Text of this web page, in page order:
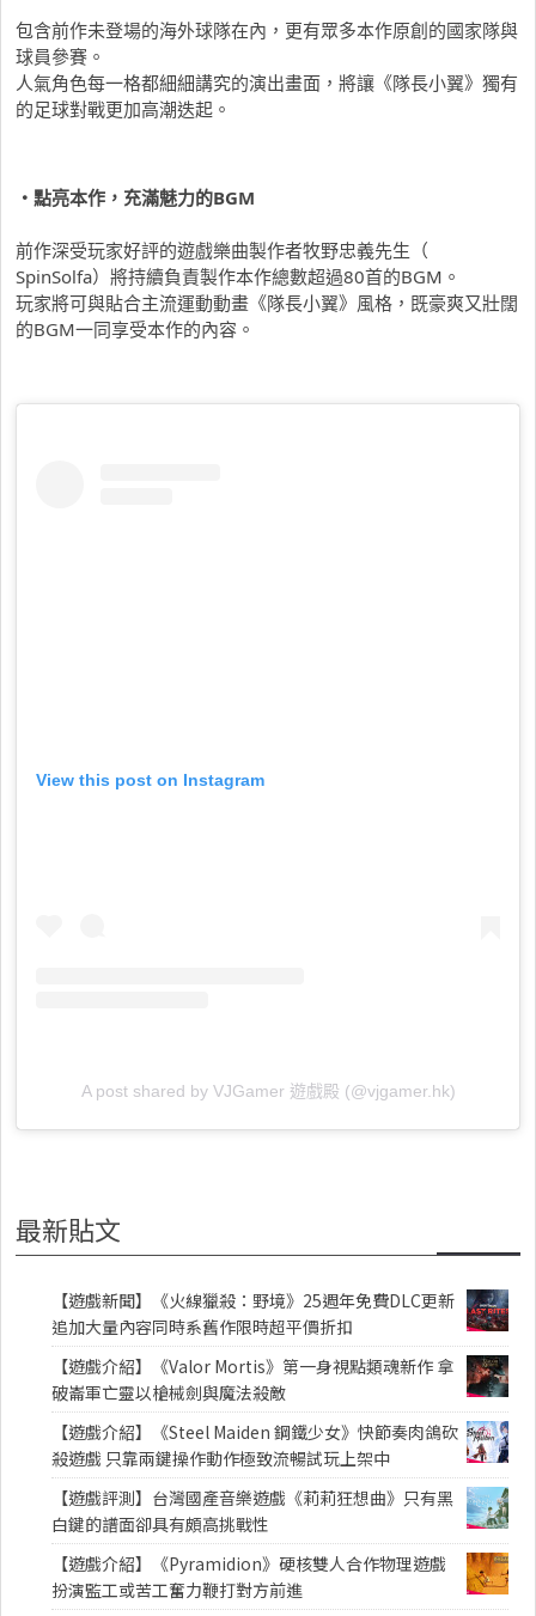
包含前作未登場的海外球隊在內， 更有眾多本作原創的國家隊與
球員參賽。
人氣角色每一格都細細講究的演出畫面，將讓《隊長小翼》 獨有
的足球對戰更加高潮迭起。
・點亮本作，充滿魅力的BGM
前作深受玩家好評的遊戲樂曲製作者牧野忠義先生（
SpinSolfa） 將持續負責製作本作總數超過80首的BGM。
玩家將可與貼合主流運動動畫《隊長小翼》風格， 既豪爽又壯闊
的BGM一同享受本作的內容。
View this post on Instagram
A post shared by VJGamer 遊戲殿 (@vjgamer.hk)
最新貼文
【遊戲新聞】《火線獵殺：野境》25週年免費DLC更新
追加大量內容同時系舊作限時超平價折扣
【遊戲介紹】《Valor Mortis》第一身視點類魂新作 拿
破崙軍亡靈以槍械劍與魔法殺敵
【遊戲介紹】《Steel Maiden 鋼鐵少女》快節奏肉鴿砍
殺遊戲 只靠兩鍵操作動作極致流暢試玩上架中
【遊戲評測】台灣國產音樂遊戲《莉莉狂想曲》只有黑
白鍵的譜面卻具有頗高挑戰性
【遊戲介紹】《Pyramidion》硬核雙人合作物理遊戲
扮演監工或苦工奮力鞭打對方前進